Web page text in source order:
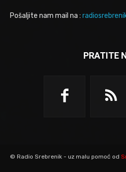
Pošaljite nam mail na :
PRATITE
© Radio Srebrenik - uz malu pomoć od